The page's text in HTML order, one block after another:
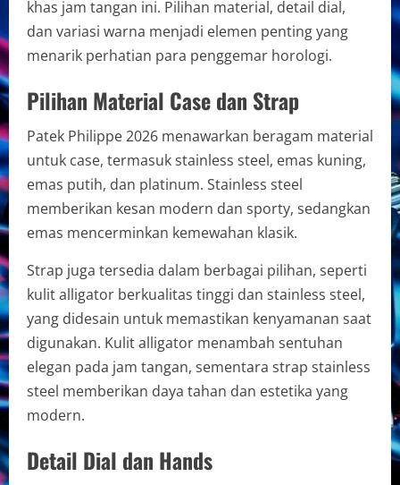
khas jam tangan ini. Pilihan material, detail dial,
dan variasi warna menjadi elemen penting yang
menarik perhatian para penggemar horologi.
Pilihan Material Case dan Strap
Patek Philippe 2026 menawarkan beragam material
untuk case, termasuk stainless steel, emas kuning,
emas putih, dan platinum. Stainless steel
memberikan kesan modern dan sporty, sedangkan
emas mencerminkan kemewahan klasik.
Strap juga tersedia dalam berbagai pilihan, seperti
kulit alligator berkualitas tinggi dan stainless steel,
yang didesain untuk memastikan kenyamanan saat
digunakan. Kulit alligator menambah sentuhan
elegan pada jam tangan, sementara strap stainless
steel memberikan daya tahan dan estetika yang
modern.
Detail Dial dan Hands